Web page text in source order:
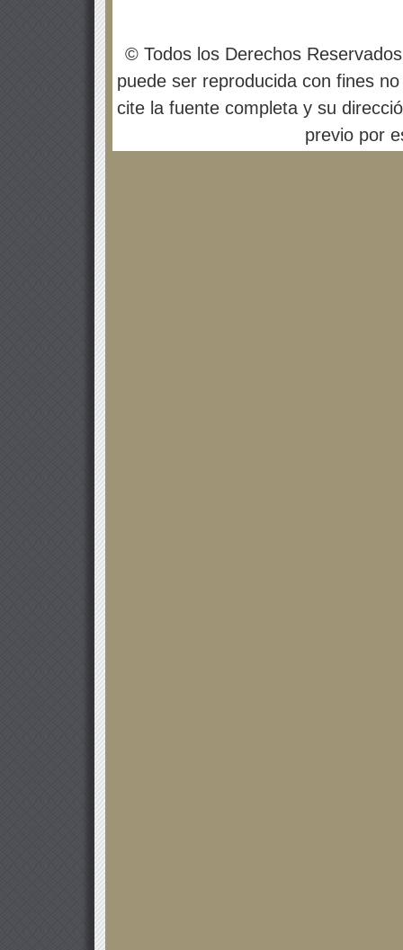
© Todos los Derechos
puede ser reproducida con fines
cite la fuente completa y su
previo por